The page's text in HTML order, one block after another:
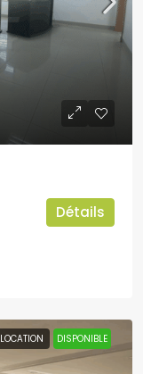
Détails
LOCATION DISPONIBLE